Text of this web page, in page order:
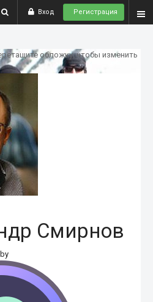
Вход Регистрация
обложку, чтобы изменить
Смирнов